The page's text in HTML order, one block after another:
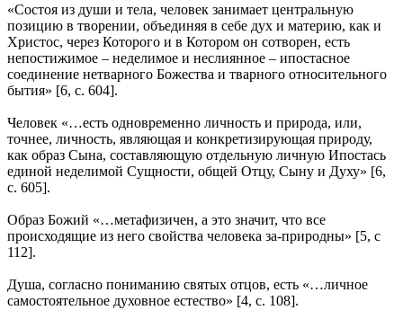
«Состоя из души и тела, человек занимает центральную
позицию в творении, объединяя в себе дух и материю, как и
Христос, через Которого и в Котором он сотворен, есть
непостижимое – неделимое и неслиянное – ипостасное
соединение нетварного Божества и тварного относительного
бытия» [6, с. 604].
Человек «…есть одновременно личность и природа, или,
точнее, личность, являющая и конкретизирующая природу,
как образ Сына, составляющую отдельную личную Ипостась
единой неделимой Сущности, общей Отцу, Сыну и Духу» [6,
с. 605].
Образ Божий «…метафизичен, а это значит, что все
происходящие из него свойства человека за-природны» [5, с
112].
Душа, согласно пониманию святых отцов, есть «…личное
самостоятельное духовное естество» [4, с. 108].